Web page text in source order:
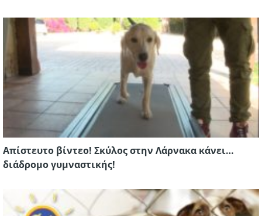
Απίστευτο βίντεο! Σκύλος στην Λάρνακα κάνει…
διάδρομο γυμναστικής!